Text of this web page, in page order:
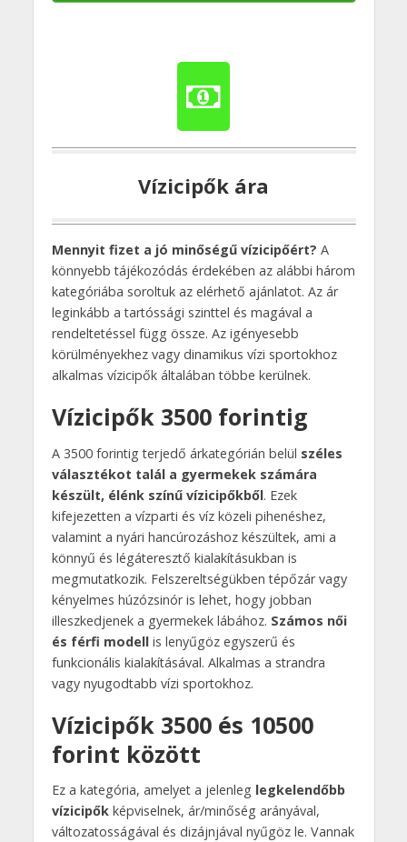
Vízicipők ára
Mennyit fizet a jó minőségű vízicipőért? A
könnyebb tájékozódás érdekében az alábbi három
kategóriába soroltuk az elérhető ajánlatot. Az ár
leginkább a tartóssági szinttel és magával a
rendeltetéssel függ össze. Az igényesebb
körülményekhez vagy dinamikus vízi sportokhoz
alkalmas vízicipők általában többe kerülnek.
Vízicipők 3500 forintig
A 3500 forintig terjedő árkategórián belül széles
választékot talál a gyermekek számára
készült, élénk színű vízicipőkből. Ezek
kifejezetten a vízparti és víz közeli pihenéshez,
valamint a nyári hancúrozáshoz készültek, ami a
könnyű és légáteresztő kialakításukban is
megmutatkozik. Felszereltségükben tépőzár vagy
kényelmes húzózsinór is lehet, hogy jobban
illeszkedjenek a gyermekek lábához. Számos női
és férfi modellis lenyűgöz egyszerű és
funkcionális kialakításával. Alkalmas a strandra
vagy nyugodtabb vízi sportokhoz.
Vízicipők 3500 és 10500
forint között
Ez a kategória, amelyet a jelenleg legkelendőbb
vízicipőkképviselnek, ár/minőség arányával,
változatosságával és dizájnjával nyűgöz le. Vannak